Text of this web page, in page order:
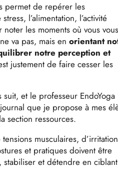
permet de repérer les
l’alimentation, l’activité
les moments où vous vous
va pas, mais enorientant
notre perception et
justement de faire cesser les
et le professeur EndoYoga
que je propose à mes
section ressources.
musculaires,
et pratiques doivent être
et détendre en